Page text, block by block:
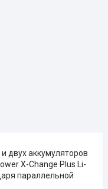
двух аккумуляторов
X-Change Plus Li-
параллельной